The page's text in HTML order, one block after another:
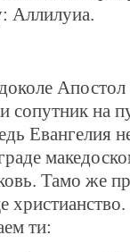
Аллилуиа.
Апостол
сопутник на
Евангелия
Тамо же
ти: